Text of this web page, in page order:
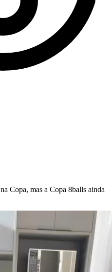
Copa, mas a Copa 8balls ainda